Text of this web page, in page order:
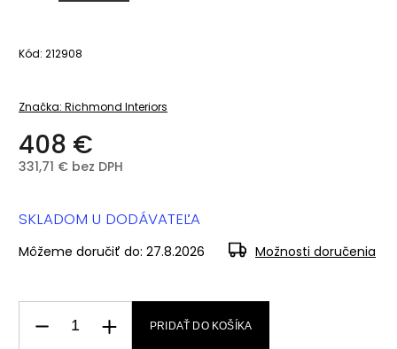
Kód: 212908
Značka: Richmond Interiors
408 €
331,71 € bez DPH
SKLADOM U DODÁVATEĽA
Môžeme doručiť do: 27.8.2026 Možnosti doručenia
PRIDAŤ DO KOŠÍKA